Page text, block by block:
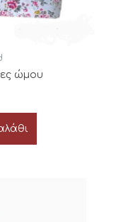
ώμου